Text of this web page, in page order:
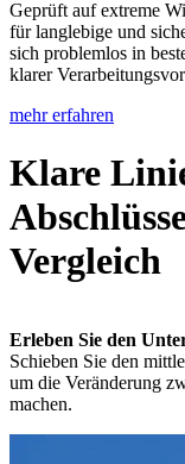
Geprüft auf extreme
für langlebige und
sich problemlos in
klarer
mehr erfahren
Klare
Vergleich
Erleben Sie den
Schieben Sie den
um die Veränderung
machen.